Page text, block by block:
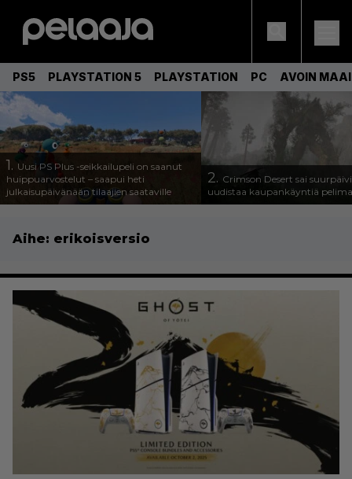
PS5 PLAYSTATION 5 PLAYSTATION PC AVOIN
1. Uusi PS Plus -seikkailupeli on saanut
huippuarvostelut – saapui heti
julkaisupäivänään tilaajien saataville
2. Crimson Desert sai
uudistaa kaupankäyntiä
Aihe: erikoisversio